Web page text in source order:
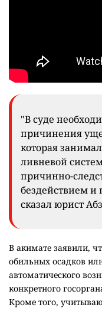
"В суде
причинения
которая
ливневой
причинно-
бездействием
сказал юрист
В акимате заявили,
обильных осадков
автоматического
конкретного
Кроме того,